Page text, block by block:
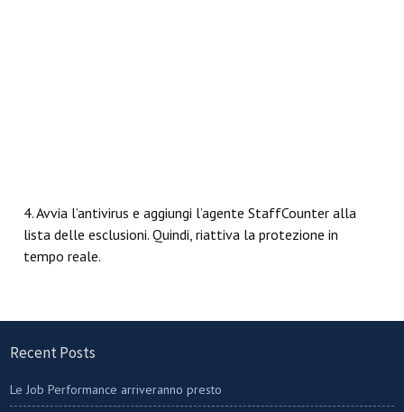
4. Avvia l’antivirus e aggiungi l’agente StaffCounter alla
lista delle esclusioni. Quindi, riattiva la protezione in
tempo reale.
Recent Posts
Le Job Performance arriveranno presto